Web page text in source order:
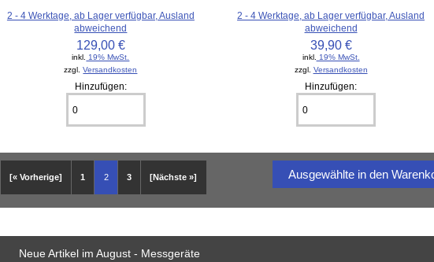
2 - 4 Werktage, ab Lager verfügbar, Ausland
abweichend
129,00 €
inkl.
19% MwSt.
zzgl.Versandkosten
Hinzufügen:
2 - 4 Werktage, ab Lager verfügbar, Ausland
abweichend
39,90 €
inkl.
19% MwSt.
zzgl. Versandkosten
Hinzufügen:
[« Vorherige] 1 2 3 [Nächste »]
Neue Artikel im August - Messgeräte